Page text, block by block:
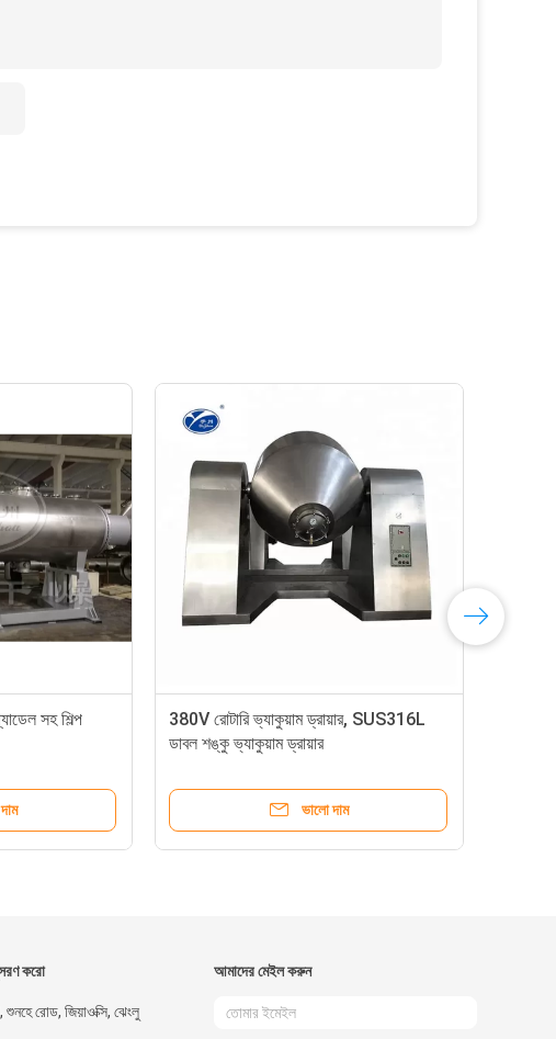
সহ শিল্প
380V রোটারি ভ্যাকুয়াম ড্রায়ার, SUS316L
ডাবল শঙ্কু ভ্যাকুয়াম ড্রায়ার
ভালো দাম
করো
রোড, জিয়াওক্সি, ঝেংলু
আমাদের মেইল ​​করুন